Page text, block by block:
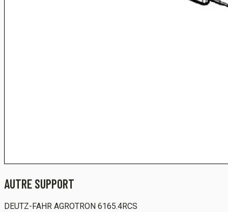
AUTRE SUPPORT
DEUTZ-FAHR AGROTRON 6165.4RCS